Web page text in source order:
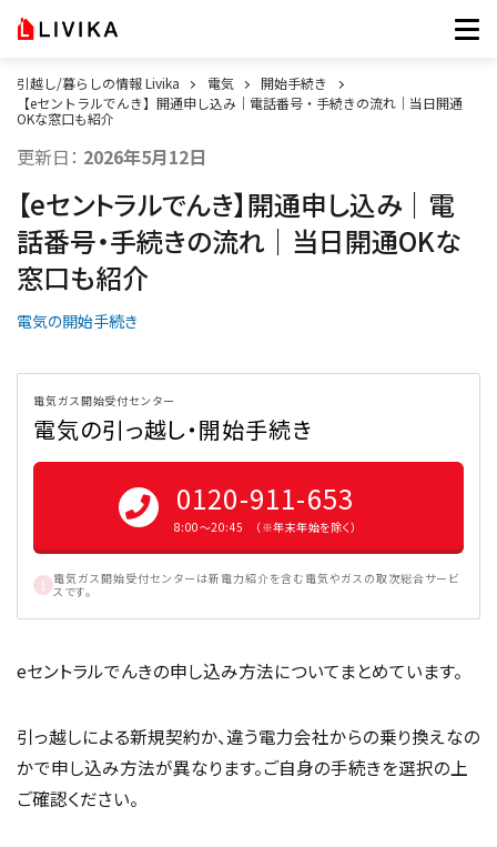
引越し/暮らしの情報 Livika 電気
開始手続き
【eセントラルでんき】開通申し込み｜電話番号・手続きの流れ｜当日開通
OKな窓口も紹介
更新日： 2026年5月12日
【eセントラルでんき】開通申し込み｜電
話番号・手続きの流れ｜当日開通OKな
窓口も紹介
電気の開始手続き
電気ガス開始受付センター
電気の引っ越し・開始手続き
0120-911-653
8:00〜20:45 （※年末年始を除く）
電気ガス開始受付センターは新電力紹介を含む電気やガスの取次総合サービ
スです。
eセントラルでんきの申し込み方法についてまとめています。
引っ越しによる新規契約か、違う電力会社からの乗り換えなの
かで申し込み方法が異なります。ご自身の手続きを選択の上
ご確認ください。